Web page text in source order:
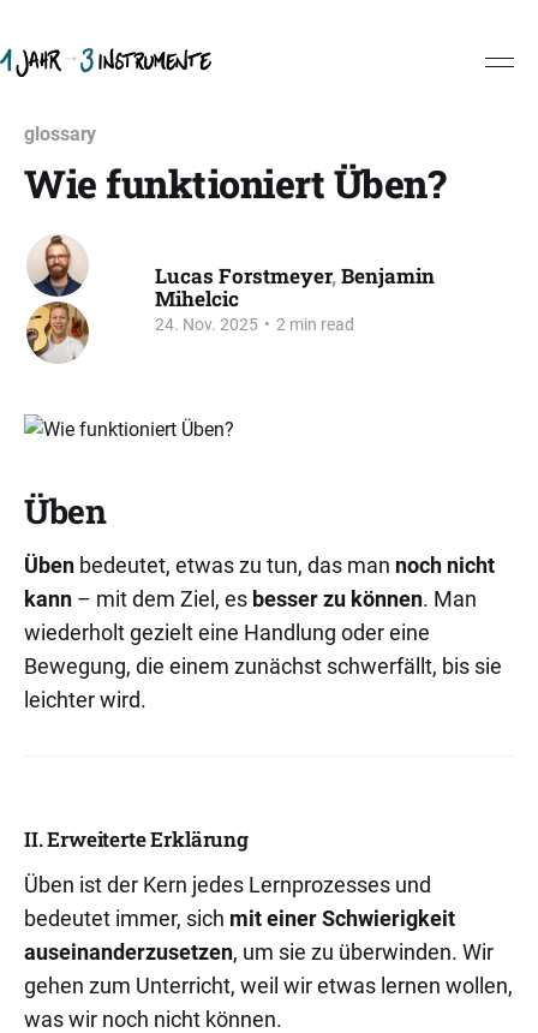
glossary
Wie funktioniert Üben?
Lucas Forstmeyer,Benjamin
Mihelcic
24. Nov. 2025 • 2 min read
Üben
Üben bedeutet, etwas zu tun, das man noch nicht
kann – mit dem Ziel, es besser zu können. Man
wiederholt gezielt eine Handlung oder eine
Bewegung, die einem zunächst schwerfällt, bis sie
leichter wird.
II. Erweiterte Erklärung
Üben ist der Kern jedes Lernprozesses und
bedeutet immer, sich mit einer Schwierigkeit
auseinanderzusetzen, um sie zu überwinden. Wir
gehen zum Unterricht, weil wir etwas lernen wollen,
was wir noch nicht können.